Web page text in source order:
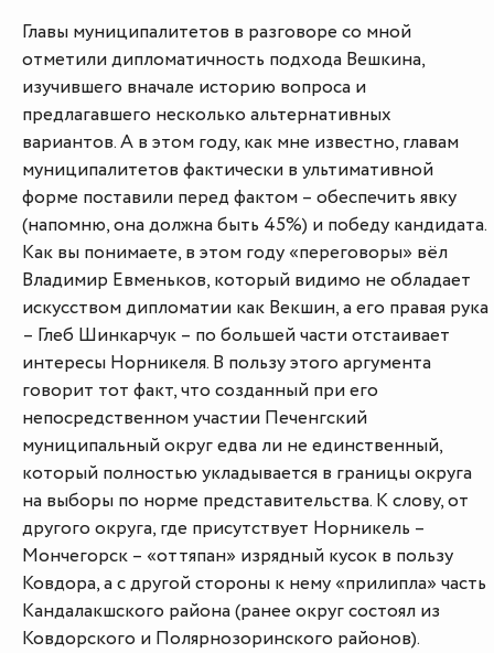
Главы муниципалитетов в разговоре со мной
отметили дипломатичность подхода Вешкина,
изучившего вначале историю вопроса и
предлагавшего несколько альтернативных
вариантов. А в этом году, как мне известно, главам
муниципалитетов фактически в ультимативной
форме поставили перед фактом – обеспечить явку
(напомню, она должна быть 45%) и победу кандидата.
Как вы понимаете, в этом году «переговоры» вёл
Владимир Евменьков, который видимо не обладает
искусством дипломатии как Векшин, а его правая рука
– Глеб Шинкарчук – по большей части отстаивает
интересы Норникеля. В пользу этого аргумента
говорит тот факт, что созданный при его
непосредственном участии Печенгский
муниципальный округ едва ли не единственный,
который полностью укладывается в границы округа
на выборы по норме представительства. К слову, от
другого округа, где присутствует Норникель –
Мончегорск – «оттяпан» изрядный кусок в пользу
Ковдора, а с другой стороны к нему «прилипла» часть
Кандалакшского района (ранее округ состоял из
Ковдорского и Полярнозоринского районов).